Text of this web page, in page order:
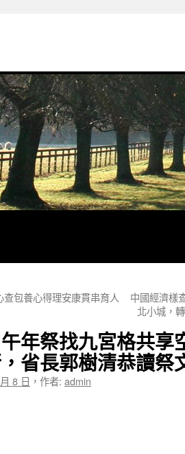
包養心得理安康貫串育人
中國經濟樣
北小城，
午年祭找九宮格共
省長郭樹清恭讀祭
8 日 ， 作者: admin